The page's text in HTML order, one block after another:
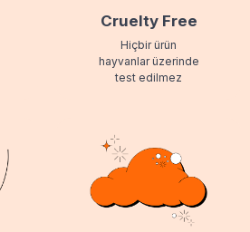
Cruelty Free
Hiçbir ürün
hayvanlar üzerinde
test edilmez